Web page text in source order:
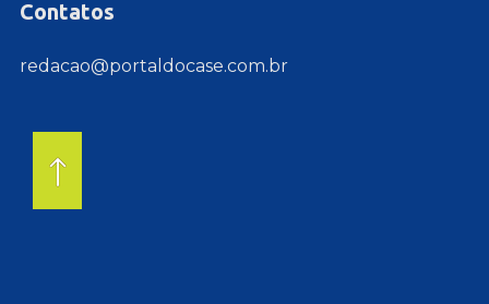
Contatos
redacao@portaldocase.com.br